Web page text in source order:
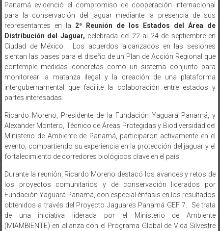
Panamá evidenció el compromiso de cooperación internacional
para la conservación del jaguar mediante la presencia de sus
representantes en la 2ª Reunión de los Estados del Área de
Distribución del Jaguar, celebrada del 22 al 24 de septiembre en
Ciudad de México. Los acuerdos alcanzados en las sesiones
sientan las bases para el diseño de un Plan de Acción Regional que
contemple medidas concretas como un sistema conjunto para
monitorear la matanza ilegal y la creación de una plataforma
intergubernamental que facilite la colaboración entre estados y
partes interesadas.
Ricardo Moreno, Presidente de la Fundación Yaguará Panamá, y
Alexander Montero, Técnico de Áreas Protegidas y Biodiversidad del
Ministerio de Ambiente de Panamá, participaron activamente en el
evento, compartiendo su experiencia en la protección del jaguar y el
fortalecimiento de corredores biológicos clave en el país.
Durante la reunión, Ricardo Moreno destacó los avances y retos de
los proyectos comunitarios y de conservación liderados por
Fundación Yaguará Panamá, con especial énfasis en los resultados
obtenidos a través del Proyecto Jaguares Panamá GEF 7. Se trata
de una iniciativa liderada por el Ministerio de Ambiente
(MIAMBIENTE) en alianza con el Programa Global de Vida Silvestre